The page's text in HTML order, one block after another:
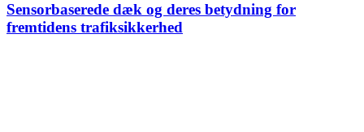
Sensorbaserede dæk og deres betydning for
fremtidens trafiksikkerhed